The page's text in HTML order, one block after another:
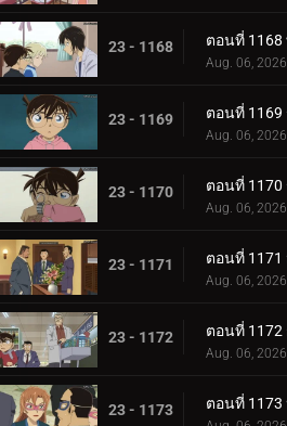
23 - 1168
Aug. 06, 2026
23 - 1169
Aug. 06, 2026
23 - 1170
Aug. 06, 2026
23 - 1171
Aug. 06, 2026
23 - 1172
Aug. 06, 2026
23 - 1173